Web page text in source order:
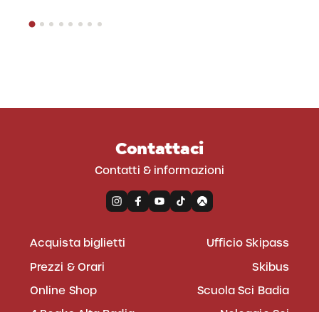
Contattaci
Contatti & informazioni
Acquista biglietti
Prezzi & Orari
Online Shop
Ufficio Skipass
Skibus
Scuola Sci Badia